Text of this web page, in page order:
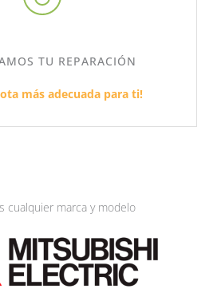
TU REPARACIÓN
más adecuada para ti!
cualquier marca y modelo